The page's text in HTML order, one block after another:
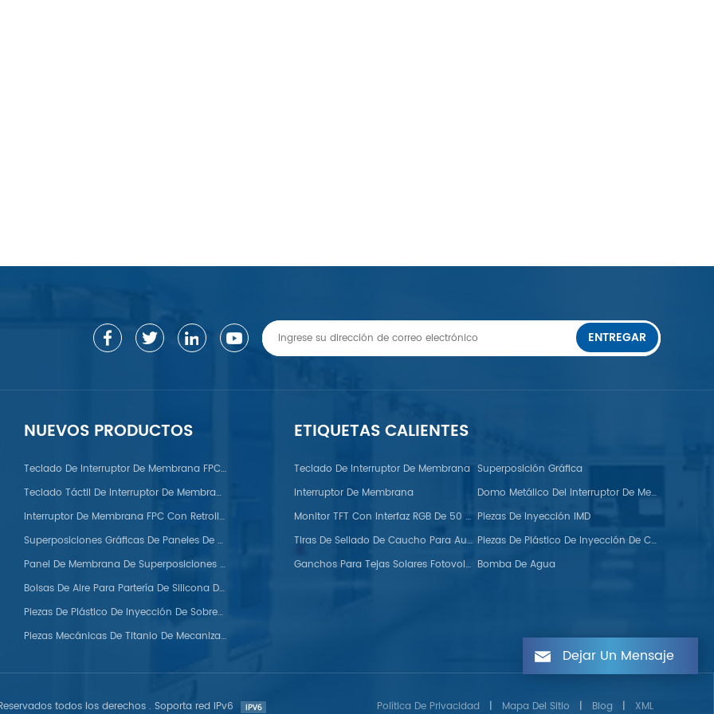
Nylon/POM/PVC/PMMA/PEEK
ENTREGAR
NUEVOS PRODUCTOS
Teclado De Interruptor De Membrana FPC Con Domo Metálico
Teclado Táctil De Interruptor De Membrana FPC
Interruptor De Membrana FPC Con Retroiluminación LED
Superposiciones Gráficas De Paneles De Membrana Para Automóviles
Panel De Membrana De Superposiciones Gráficas De Silicona
Bolsas De Aire Para Partería De Silicona De Grado Médico
Piezas De Plástico De Inyección De Sobremoldeo
Piezas Mecánicas De Titanio De Mecanizado CNC Personalizadas
ETIQUETAS CALIENTES
Teclado De Interruptor De Membrana Superposición Gráfica
Interruptor De Membrana
Domo Metálico Del Interruptor De Membrana FPC
Monitor TFT Con Interfaz RGB De 50 Pines Piezas De Inyección IMD
Tiras De Sellado De Caucho Para Automoción
Piezas De Plástico De Inyección De Colores Dobles
Ganchos Para Tejas Solares Fotovoltaicas Bomba De Agua
todos los derechos . Soporta red IPv6 Política De Privacidad | Mapa Del Sitio | Blog | XML
Dejar Un Mensaje